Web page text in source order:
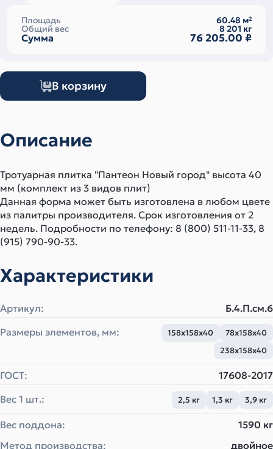
Площадь 60.48 м2
Общий вес 8 201 кг
Сумма 76 205.00 ₽
В корзину
Описание
Тротуарная плитка "Пантеон Новый город" высота 40
мм (комплект из 3 видов плит)
Данная форма может быть изготовлена в любом цвете
из палитры производителя. Срок изготовления от 2
недель. Подробности по телефону: 8 (800) 511-11-33, 8
(915) 790-90-33.
Характеристики
Артикул:
Б.4.П.см.6
Размеры элементов, мм:
158х158х40
78х158х40
238х158х40
ГОСТ:
17608-2017
Вес 1 шт.:
2,5 кг 1,3 кг 3,9 кг
Вес поддона:
1590 кг
Метод производства:
двойное